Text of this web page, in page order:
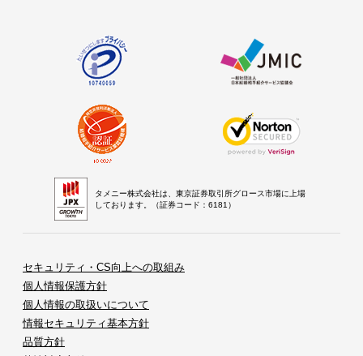
タメニー株式会社は、東京証券取引所グロース市場に上場
しております。（証券コード：6181）
セキュリティ・CS向上への取組み
個人情報保護方針
個人情報の取扱いについて
情報セキュリティ基本方針
品質方針